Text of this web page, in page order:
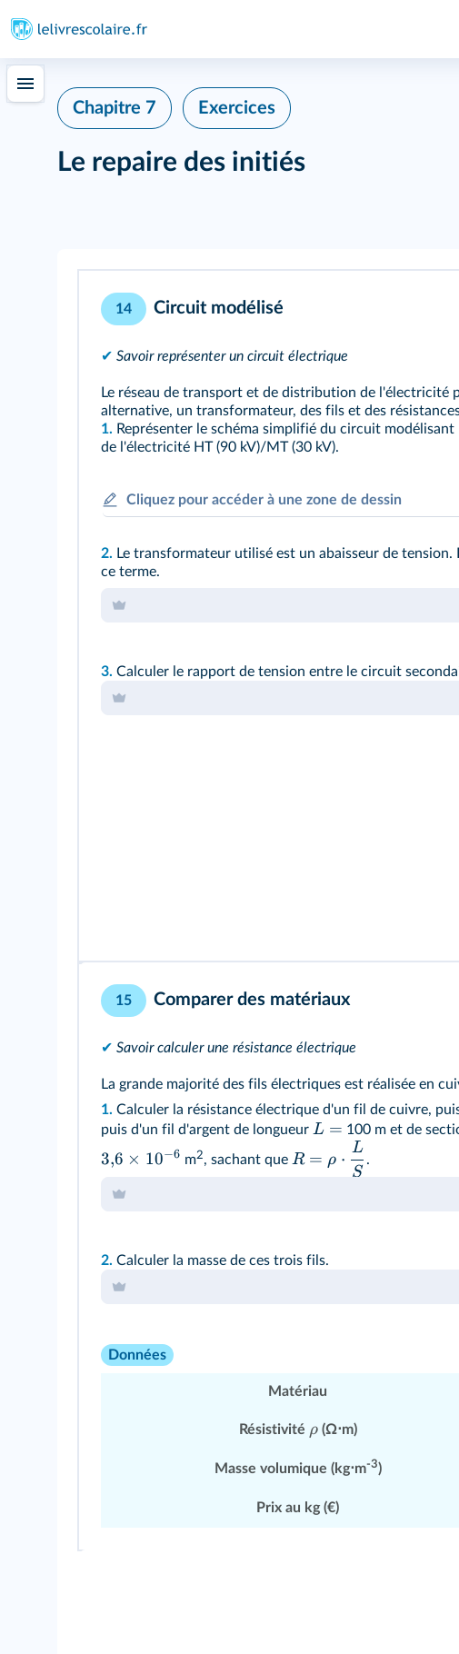
Chapitre 7 Exercices
Le repaire des initiés
14 Circuit modélisé
✔ Savoir représenter un circuit électrique
Le réseau de transport et de distribution de
alternative, un transformateur, des fils et des
1. Représenter le schéma simplifié du circuit
de l'électricité HT (90 kV)/MT (30 kV).
Cliquez pour accéder à une zone de dessin
2. Le transformateur utilisé est un abaisseur de tension.
ce terme.
3. Calculer le rapport de tension entre le circuit
15 Comparer des matériaux
✔ Savoir calculer une résistance électrique
La grande majorité des fils électriques est réalisée en
1. Calculer la résistance électrique d'un fil de cuivre,
puis d'un fil d'argent de longueur L = 100 m et de
3,6 × 10−6 m2, sachant que R = ρ ⋅
S
L
.
2. Calculer la masse de ces trois fils.
Données
Matériau
Résistivité ρ(Ω⋅m)
Masse volumique (kg⋅m-3)
Prix au kg (€)